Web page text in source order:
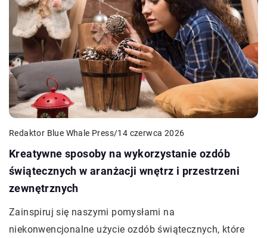
Redaktor Blue Whale Press/14 czerwca 2026
Kreatywne sposoby na wykorzystanie ozdób
świątecznych w aranżacji wnętrz i przestrzeni
zewnętrznych
Zainspiruj się naszymi pomysłami na
niekonwencjonalne użycie ozdób świątecznych, które